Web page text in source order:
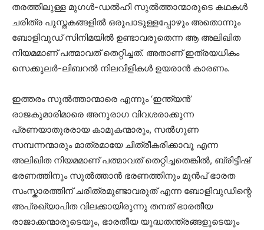
തരത്തിലുള്ള മുഗൾ-ഡൽഹി സുൽത്താന്മാരുടെ കഥകൾ
ചരിത്ര പുസ്തകങ്ങളിൽ ഒരുപാടുള്ളപ്പോഴും അതൊന്നും
ബോളിവുഡ് സിനിമയിൽ ഉണ്ടാവരുതെന്ന ആ അലിഖിത
നിയമമാണ് പത്മാവത് തെറ്റിച്ചത്. അതാണ് ഇത്രയധികം
സെക്കുലർ-ലിബറൽ നിലവിളികൾ ഉയരാൻ കാരണം.
ഇത്തരം സുൽത്താന്മാരെ എന്നും ‘ഇന്ത്യൻ’
രാജകുമാരിമാരെ അനുരാഗ വിവശരാക്കുന്ന
പ്രണയാതുരരായ കാമുകന്മാരും, സൽഗുണ
സമ്പന്നന്മാരും മാത്രമായേ ചിത്രീകരിക്കാവൂ എന്ന
അലിഖിത നിയമമാണ് പത്മാവത് തെറ്റിച്ചതെങ്കിൽ, ബ്രിട്ടീഷ്
ഭരണത്തിനും സുൽത്താൻ ഭരണത്തിനും മുൻപ് ഭാരത
സംസ്കാരത്തിന് ചരിത്രമുണ്ടാവരുത് എന്ന ബോളിവുഡിന്റെ
അപ്രഖ്യാപിത വിലക്കായിരുന്നു തനത് ഭാരതീയ
രാജാക്കന്മാരുടെയും, ഭാരതീയ യുദ്ധതന്ത്രങ്ങളുടെയും